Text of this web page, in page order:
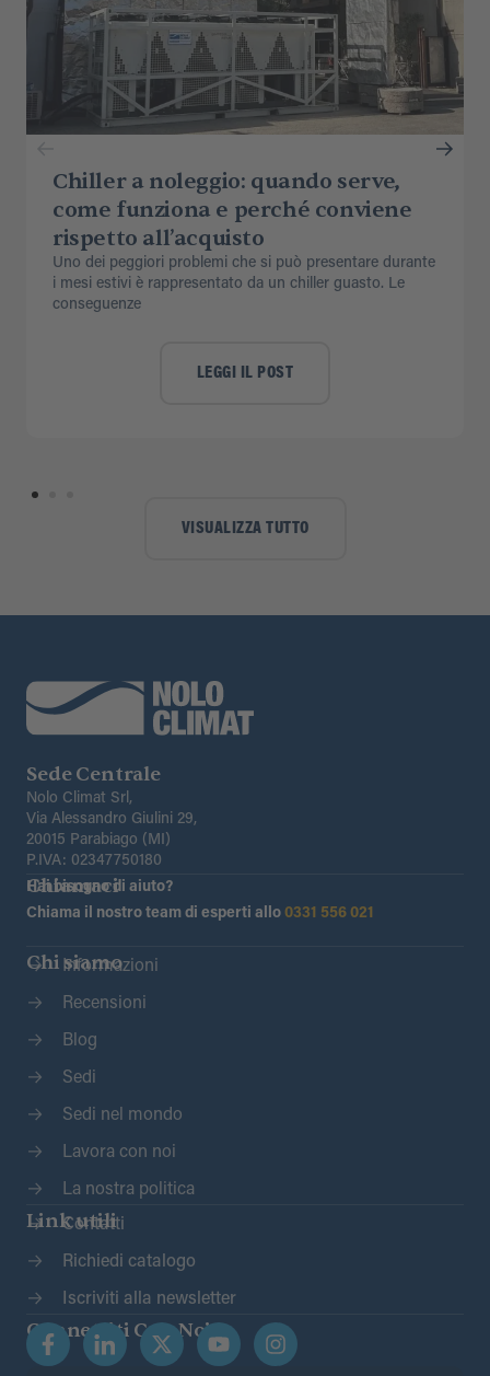
Chiller a noleggio: quando serve,
come funziona e perché conviene
rispetto all’acquisto
Uno dei peggiori problemi che si può presentare durante
i mesi estivi è rappresentato da un chiller guasto. Le
conseguenze
LEGGI IL POST
VISUALIZZA TUTTO
Sede Centrale
Nolo Climat Srl,
Via Alessandro Giulini 29,
20015 Parabiago (MI)
P.IVA: 02347750180
Chiamaci
Hai bisogno di aiuto?
Chiama il nostro team di esperti allo 0331 556 021
Chi siamo
Informazioni
Recensioni
Blog
Sedi
Sedi nel mondo
Lavora con noi
La nostra politica
Link utili
Contatti
Richiedi catalogo
Iscriviti alla newsletter
Connettiti Con Noi